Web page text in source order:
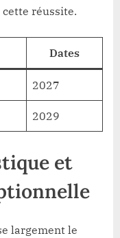
réussite.
Dates
2027
2029
et
largement le